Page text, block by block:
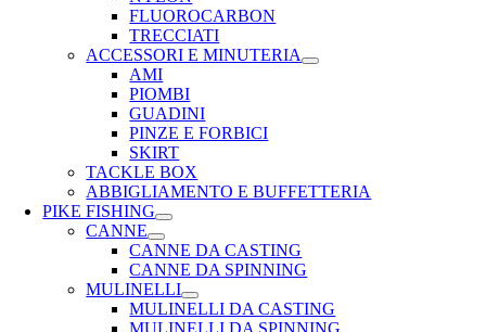
FLUOROCARBON
TRECCIATI
ACCESSORI E MINUTERIA
AMI
PIOMBI
GUADINI
PINZE E FORBICI
SKIRT
TACKLE BOX
ABBIGLIAMENTO E BUFFETTERIA
PIKE FISHING
CANNE
CANNE DA CASTING
CANNE DA SPINNING
MULINELLI
MULINELLI DA CASTING
MULINELLI DA SPINNING